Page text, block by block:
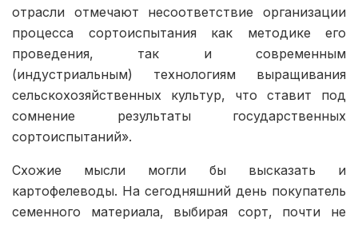
отрасли отмечают несоответствие организации
процесса сортоиспытания как методике его
проведения, так и современным
(индустриальным) технологиям выращивания
сельскохозяйственных культур, что ставит под
сомнение результаты государственных
сортоиспытаний».
Схожие мысли могли бы высказать и
картофелеводы. На сегодняшний день покупатель
семенного материала, выбирая сорт, почти не